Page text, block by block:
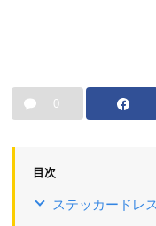
0
目次
ステッカードレ